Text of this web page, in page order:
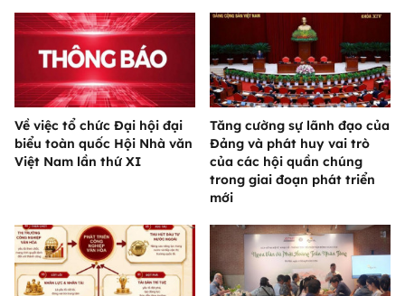
Về việc tổ chức Đại hội đại
biểu toàn quốc Hội Nhà văn
Việt Nam lần thứ XI
Tăng cường sự lãnh đạo của
Đảng và phát huy vai trò
của các hội quần chúng
trong giai đoạn phát triển
mới